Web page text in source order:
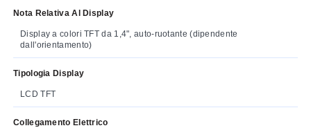
Nota Relativa Al Display
Display a colori TFT da 1,4", auto-ruotante (dipendente
dall'orientamento)
Tipologia Display
LCD TFT
Collegamento Elettrico